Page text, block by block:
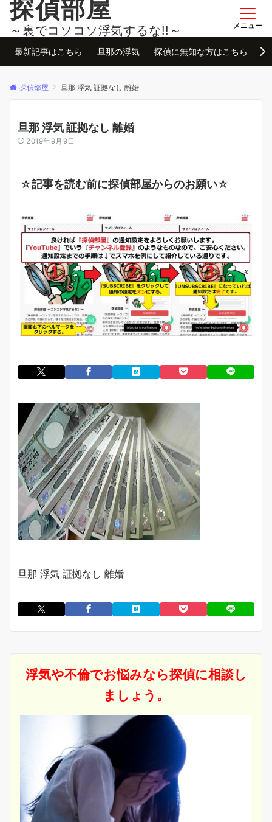
探偵部屋
～裏でコソコソ浮気するな!!～ メニュー
最新記事はこちら 旦那の浮気 探偵に無知な方はこちら
探偵部屋 旦那 浮気 証拠なし 離婚
旦那 浮気 証拠なし 離婚
2019年9月9日
☆記事を読む前に探偵部屋からのお願い☆
旦那 浮気 証拠なし 離婚
浮気や不倫でお悩みなら探偵に相談し
ましょう。